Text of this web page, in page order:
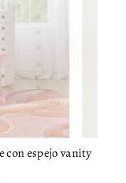
con espejo vanity